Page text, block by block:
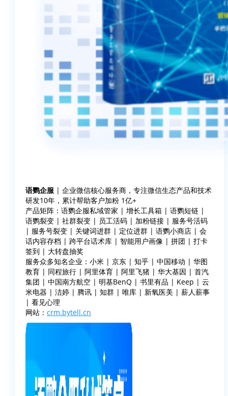
语鹦企服 | 企业微信核心服务商，专注微信生态产品和技术
研发10年，累计帮助客户加粉 1亿+
产品矩阵：语鹦企服私域管家 | 增长工具箱 | 语鹦短链 |
语鹦裂变 | 社群裂变 | 员工活码 | 加粉链接 | 服务号活码
| 服务号裂变 | 关键词进群 | 定位进群 | 语鹦小商店 | 会
话内容存档 | 跨平台话术库 | 智能用户画像 | 拼团 | 打卡
签到 | 大转盘抽奖
服务众多知名企业：小米 | 京东 | 知乎 | 中国移动 | 华图
教育 | 同程旅行 | 阿里体育 | 阿里飞猪 | 华大基因 | 首汽
集团 | 中国南方航空 | 明基BenQ | 书里有品 | Keep | 云
米电器 | 洁婷 | 腾讯 | 知群 | 唯库 | 新氧医美 | 薪人薪事
| 看见心理
网站： crm.bytell.cn